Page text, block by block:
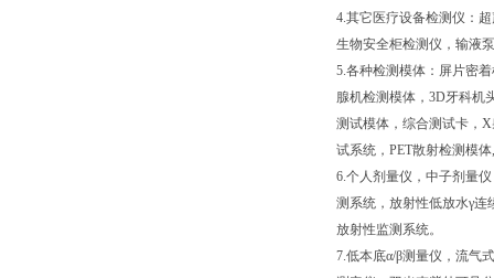
4.其它医疗设备检测仪：
生物安全柜检测仪，输液
5.各种检测模体：屏片密
腺机检测模体，3D牙科机
测试模体，综合测试卡，
试系统，PET散射检测模
6.个人剂量仪，中子剂量
测系统，放射性低放水γ
放射性监测系统。
7.低本底α/β测量仪，流气